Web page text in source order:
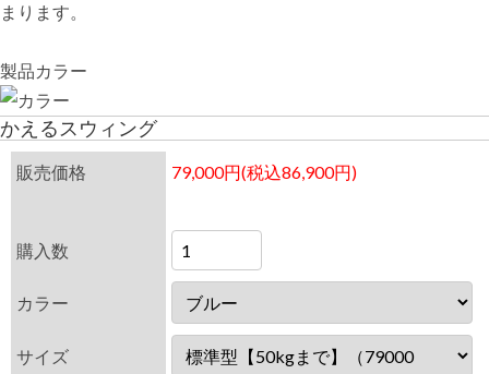
まります。
製品カラー
かえるスウィング
販売価格 79,000円(税込86,900円)
購入数
カラー
サイズ